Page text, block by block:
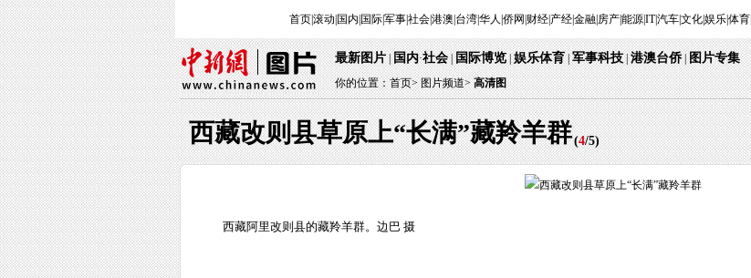
首页|滚动 国内 国际|军事|社会|港澳 台湾|华人 侨网 财经| 产经|金融| 房产|能源|IT|汽车|文化|娱乐|体育|
最新图片 | 国内·社会 | 国际博览 | 娱乐体育 | 军事科技 | 港澳台侨 | 图片专集
你的位置：首页> 图片频道> 高清图
西藏改则县草原上“长满”藏羚羊群 (4/5)
西藏阿里改则县的藏羚羊群。边巴 摄